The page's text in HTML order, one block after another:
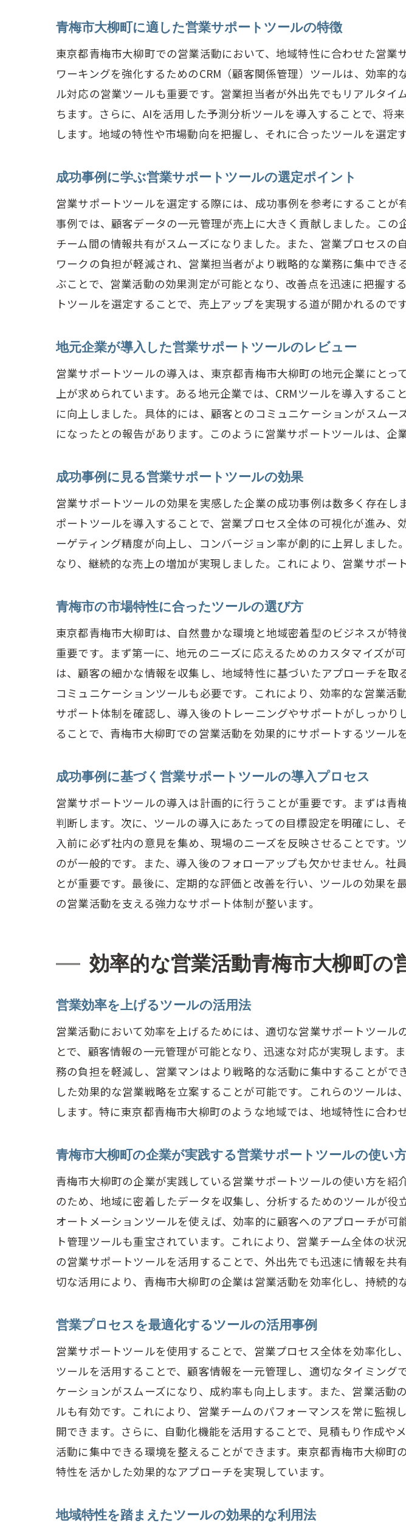
営業効率を上げるツール
青梅市大柳町の企業が実
営業プロセスを最適化す
地域特性を踏まえたツー
営業チームの生産性を向
青梅市大柳町での営業活
営業サポートツールの基
青梅市大柳町で使えるツ
営業チームが知っておく
初心者向け営業サポート
営業チームが活用すべき
青梅市大柳町の営業に役
売上を伸ばすための営業
青梅市大柳町の企業が
成功企業の事例から学ぶ
営業ツールを使った売上
青梅市大柳町での売上向
青梅市大柳町の営業を革新す
最新営業サポートツール
革新的な営業サポートツ
営業プロセスを変革する
青梅市大柳町の営業に役
青梅市の市場ニーズに対
営業サポートツールの導入
営業力を最大化するため
青梅市大柳町の営業力を
営業活動を強化するツー
営業力アップにつながる
営業チームのパフォーマ
青梅市大柳町で使える営業サ
地域特性に合ったツール
青梅市大柳町の企業に適
営業サポートツール選定
市場動向に合わせたツー
青梅市大柳町の営業活動
営業サポートツールで差をつ
営業サポートツールを活
営業チームの競争力を高
青梅市の市場で優位に立
差別化を図るための営業
青梅市大柳町に適した営業サポートツールの特徴
東京都青梅市大柳町での営業活動において、地域特性に合わせた営
ワーキングを強化するためのCRM（顧客関係管理）ツールは、効率
ル対応の営業ツールも重要です。営業担当者が外出先でもリアルタ
ちます。さらに、AIを活用した予測分析ツールを導入することで、
します。地域の特性や市場動向を把握し、それに合ったツールを選定
成功事例に学ぶ営業サポートツールの選定ポイント
営業サポートツールを選定する際には、成功事例を参考にすること
事例では、顧客データの一元管理が売上に大きく貢献しました。こ
チーム間の情報共有がスムーズになりました。また、営業プロセス
ワークの負担が軽減され、営業担当者がより戦略的な業務に集中で
ぶことで、営業活動の効果測定が可能となり、改善点を迅速に把握
トツールを選定することで、売上アップを実現する道が開かれるのです
地元企業が導入した営業サポートツールのレビュー
営業サポートツールの導入は、東京都青梅市大柳町の地元企業にと
上が求められています。ある地元企業では、CRMツールを導入する
に向上しました。具体的には、顧客とのコミュニケーションがスム
になったとの報告があります。このように営業サポートツールは、企
成功事例に見る営業サポートツールの効果
営業サポートツールの効果を実感した企業の成功事例は数多く存在
ポートツールを導入することで、営業プロセス全体の可視化が進み
ーゲティング精度が向上し、コンバージョン率が劇的に上昇しまし
なり、継続的な売上の増加が実現しました。これにより、営業サポー
青梅市の市場特性に合ったツールの選び方
東京都青梅市大柳町は、自然豊かな環境と地域密着型のビジネスが
重要です。まず第一に、地元のニーズに応えるためのカスタマイズ
は、顧客の細かな情報を収集し、地域特性に基づいたアプローチを
コミュニケーションツールも必要です。これにより、効率的な営業
サポート体制を確認し、導入後のトレーニングやサポートがしっか
ることで、青梅市大柳町での営業活動を効果的にサポートするツール
成功事例に基づく営業サポートツールの導入プロセス
営業サポートツールの導入は計画的に行うことが重要です。まずは
判断します。次に、ツールの導入にあたっての目標設定を明確にし
入前に必ず社内の意見を集め、現場のニーズを反映させることです
のが一般的です。また、導入後のフォローアップも欠かせません。
とが重要です。最後に、定期的な評価と改善を行い、ツールの効果
の営業活動を支える強力なサポート体制が整います。
効率的な営業活動青梅市大柳町の
営業効率を上げるツールの活用法
営業活動において効率を上げるためには、適切な営業サポートツー
とで、顧客情報の一元管理が可能となり、迅速な対応が実現します
務の負担を軽減し、営業マンはより戦略的な活動に集中することが
した効果的な営業戦略を立案することが可能です。これらのツール
します。特に東京都青梅市大柳町のような地域では、地域特性に合わ
青梅市大柳町の企業が実践する営業サポートツールの使い
青梅市大柳町の企業が実践している営業サポートツールの使い方を
のため、地域に密着したデータを収集し、分析するためのツールが
オートメーションツールを使えば、効率的に顧客へのアプローチが
ト管理ツールも重宝されています。これにより、営業チーム全体の
の営業サポートツールを活用することで、外出先でも迅速に情報を
切な活用により、青梅市大柳町の企業は営業活動を効率化し、持続的
営業プロセスを最適化するツールの活用事例
営業サポートツールを使用することで、営業プロセス全体を効率化し
ツールを活用することで、顧客情報を一元管理し、適切なタイミン
ケーションがスムーズになり、成約率も向上します。また、営業活
ルも有効です。これにより、営業チームのパフォーマンスを常に監
開できます。さらに、自動化機能を活用することで、見積もり作成
活動に集中できる環境を整えることができます。東京都青梅市大柳
特性を活かした効果的なアプローチを実現しています。
地域特性を踏まえたツールの効果的な利用法